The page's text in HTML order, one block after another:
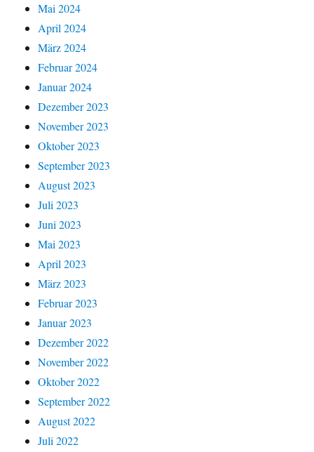
Mai 2024
April 2024
März 2024
Februar 2024
Januar 2024
Dezember 2023
November 2023
Oktober 2023
September 2023
August 2023
Juli 2023
Juni 2023
Mai 2023
April 2023
März 2023
Februar 2023
Januar 2023
Dezember 2022
November 2022
Oktober 2022
September 2022
August 2022
Juli 2022